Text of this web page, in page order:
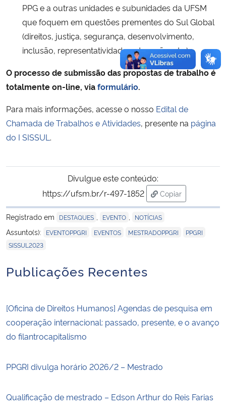
PPG e a outras unidades e subunidades da UFSM
que foquem em questões prementes do Sul Global
(direitos, justiça, segurança, desenvolvimento,
inclusão, representatividade, educação, etc.)
O processo de submissão das propostas de trabalho é
totalmente on-line, viaformulário.
Para mais informações, acesse o nosso Edital de
Chamada de Trabalhos e Atividades, presente na página
do I SISSUL .
Divulgue este conteúdo:
https://ufsm.br/r-497-1852
Copiar
para área de
Registrado em
DESTAQUES EVENTO NOTÍCIAS
Assunto(s): EVENTOPPGRI EVENTOS MESTRADOPPGRI PPGRI
SISSUL2023
Publicações Recentes
[Oficina de Direitos Humanos] Agendas de pesquisa em
cooperação internacional: passado, presente, e o avanço
do filantrocapitalismo
PPGRI divulga horário 2026/2 – Mestrado
Qualificação de mestrado – Edson Arthur do Reis Farias